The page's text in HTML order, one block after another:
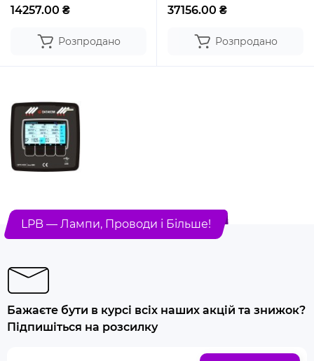
14257.00 ₴
Розпродано
37156.00 ₴
Розпродано
LPB — Лампи, Проводи і Більше!
Бажаєте бути в курсі всіх наших акцій та знижок?
Підпишіться на розсилку